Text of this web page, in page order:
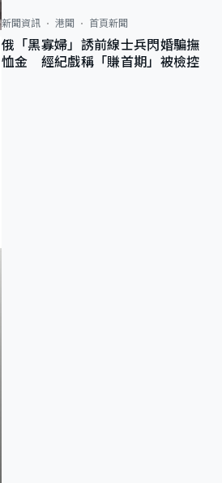
新聞資訊 港聞 首頁新聞
俄「黑寡婦」誘前線士兵閃婚騙撫
恤金 經紀戲稱「賺首期」被檢控